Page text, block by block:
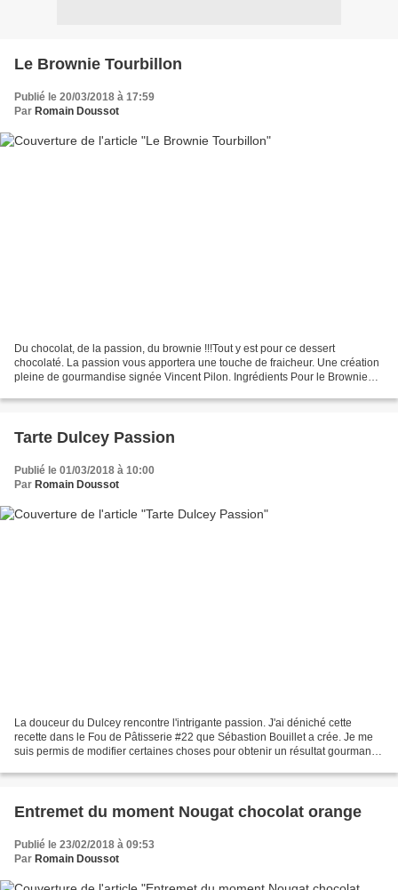
Le Brownie Tourbillon
Publié le 20/03/2018 à 17:59
Par Romain Doussot
Du chocolat, de la passion, du brownie !!!Tout y est pour ce dessert
chocolaté. La passion vous apportera une touche de fraicheur. Une création
pleine de gourmandise signée Vincent Pilon. Ingrédients Pour le Brownie
Tarte Dulcey Passion
Publié le 01/03/2018 à 10:00
Par Romain Doussot
La douceur du Dulcey rencontre l'intrigante passion. J'ai déniché cette
recette dans le Fou de Pâtisserie #22 que Sébastion Bouillet a crée. Je me
suis permis de modifier certaines choses pour obtenir un résultat gourmand
Entremet du moment Nougat chocolat orange
Publié le 23/02/2018 à 09:53
Par Romain Doussot